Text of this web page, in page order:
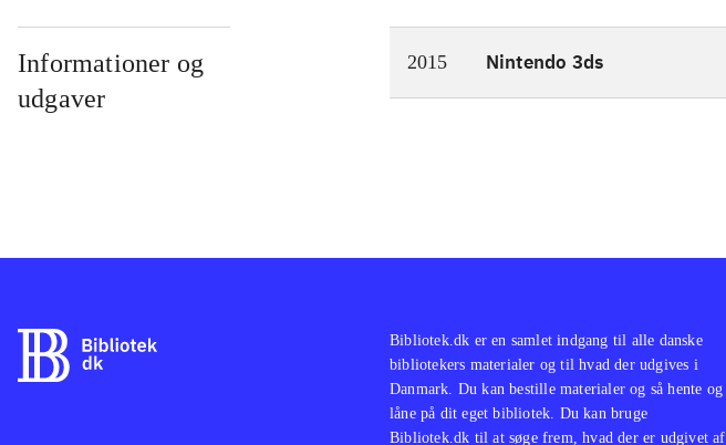
Informationer og
udgaver
2015 Nintendo 3ds
Bibliotek.dk er en samlet indgang til alle danske
bibliotekers materialer og til hvad der udgives i
Danmark. Du kan bestille materialer og så hente og
låne på dit eget bibliotek. Du kan bruge
Bibliotek.dk til at søge frem, hvad der er udgivet af